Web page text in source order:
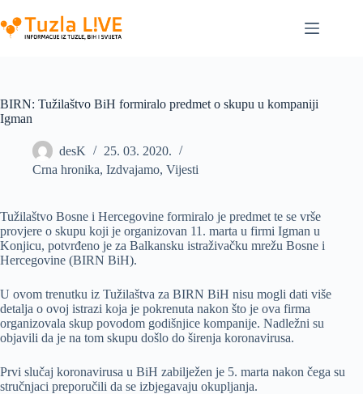
to
content
BIRN: Tužilaštvo BiH formiralo predmet o skupu u kompaniji
Igman
desK
25. 03. 2020.
Crna hronika, Izdvajamo, Vijesti
Tužilaštvo Bosne i Hercegovine formiralo je predmet te se vrše
provjere o skupu koji je organizovan 11. marta u firmi Igman u
Konjicu, potvrđeno je za Balkansku istraživačku mrežu Bosne i
Hercegovine (BIRN BiH).
U ovom trenutku iz Tužilaštva za BIRN BiH nisu mogli dati više
detalja o ovoj istrazi koja je pokrenuta nakon što je ova firma
organizovala skup povodom godišnjice kompanije. Nadležni su
objavili da je na tom skupu došlo do širenja koronavirusa.
Prvi slučaj koronavirusa u BiH zabilježen je 5. marta nakon čega su
stručnjaci preporučili da se izbjegavaju okupljanja.